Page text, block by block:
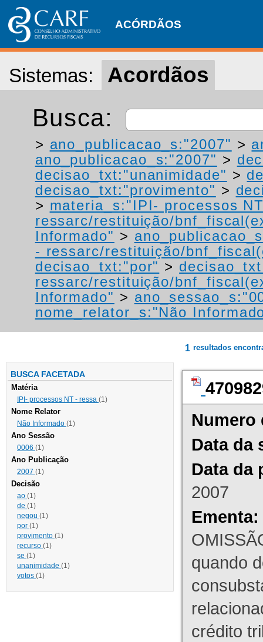
ACÓRDÃOS
Sistemas: Acordãos
Busca:
> ano_publicacao_s:"2007" >
ano_publicacao_s:"2007" >
decisao_txt:"unanimidade" >
decisao_txt:"provimento" >
> materia_s:"IPI- processos
ressarc/restituição/
Informado" >
- ressarc/restituição/
decisao_txt:"por" >
ressarc/restituição/
Informado" >
nome_relator_s:"Não
BUSCA FACETADA
Matéria
IPI- processos NT - ressa (1)
Nome Relator
Não Informado (1)
Ano Sessão
0006 (1)
Ano Publicação
2007 (1)
Decisão
ao (1)
de (1)
negou (1)
por (1)
provimento (1)
recurso (1)
se (1)
unanimidade (1)
votos (1)
1 resultados
Numero
Data da
Data da
2007
Ementa:
quando
crédito